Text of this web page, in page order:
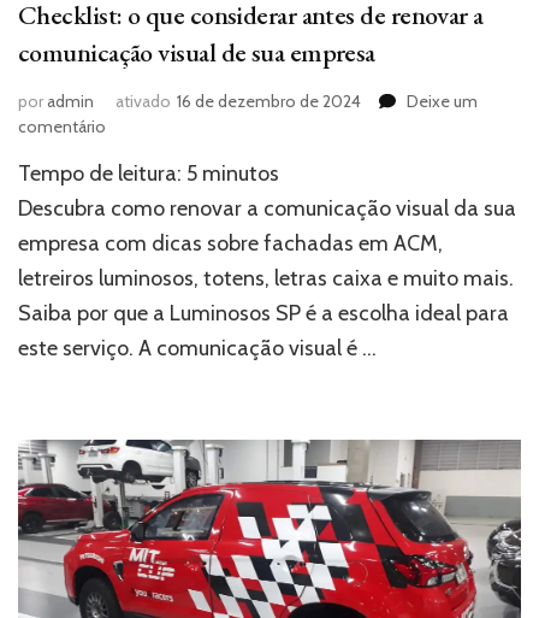
Checklist: o que considerar antes de renovar a
comunicação visual de sua empresa
poradmin ativado 16 de dezembro de 2024
Deixe um
comentário
o
que
antes
de
comunicação
empresa
Tempo de leitura: 5 minutos
Descubra como renovar a comunicação visual da sua
empresa com dicas sobre fachadas em ACM,
letreiros luminosos, totens, letras caixa e muito mais.
Saiba por que a Luminosos SP é a escolha ideal para
este serviço. A comunicação visual é …